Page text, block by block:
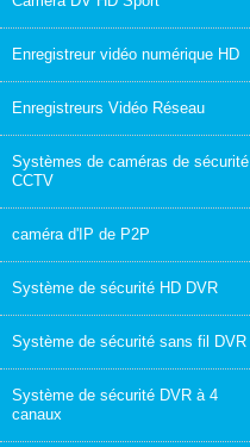
Enregistreur vidéo numérique HD
Enregistreurs Vidéo Réseau
Systèmes de caméras de sécurité
CCTV
caméra d'IP de P2P
Système de sécurité HD DVR
Système de sécurité sans fil DVR
Système de sécurité DVR à 4
canaux